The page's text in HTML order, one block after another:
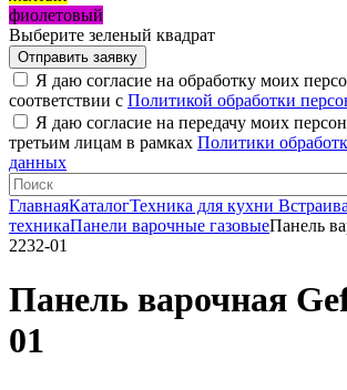
фиолетовый
Выберите зеленый квадрат
Я даю согласие на обработку моих
соответствии с Политикой обработки
Я даю согласие на передачу моих
третьим лицам в рамках Политики
данных
ГлавнаяКаталогТехника для кухни
техникаПанели варочные газовыеПанель
2232-01
Панель варочная
01